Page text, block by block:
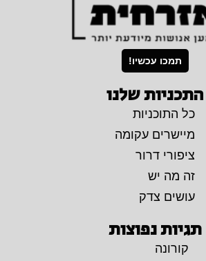
תמכו עכשיו!
התכניות שלנו
כל התוכניות
מיישרים עקומה
ציפורי דרור
זה מה יש
עושים צדק
תגיות נפוצות
קורונה